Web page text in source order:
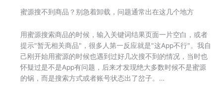
到
宜
好
货
吗？
999333
蜜源搜不到商品？别急着卸载，问题通常出在这几个地方
用蜜源搜索商品的时候，输入关键词结果页面一片空白，或者
提示"暂无相关商品"，很多人第一反应就是"这App不行"。我自
己刚开始用蜜源的时候也遇到过好几次搜不到的情况，当时也
怀疑过是不是App有问题，后来才发现绝大多数时候不是蜜源
的锅，而是搜索方式或者账号状态出了岔子。…